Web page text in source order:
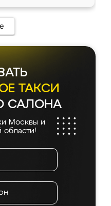
ТАКСИ
САЛОНА
Москвы и
области!